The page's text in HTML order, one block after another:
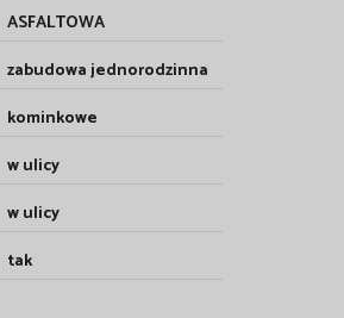
ASFALTOWA
zabudowa jednorodzinna
kominkowe
w ulicy
w ulicy
tak